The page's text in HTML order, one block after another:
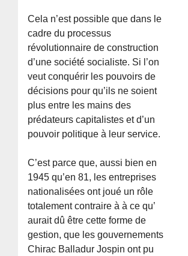
Cela n’est possible que dans le
cadre du processus
révolutionnaire de construction
d’une société socialiste. Si l’on
veut conquérir les pouvoirs de
décisions pour qu’ils ne soient
plus entre les mains des
prédateurs capitalistes et d’un
pouvoir politique à leur service.
C’est parce que, aussi bien en
1945 qu’en 81, les entreprises
nationalisées ont joué un rôle
totalement contraire à à ce qu’
aurait dû être cette forme de
gestion, que les gouvernements
Chirac Balladur Jospin ont pu